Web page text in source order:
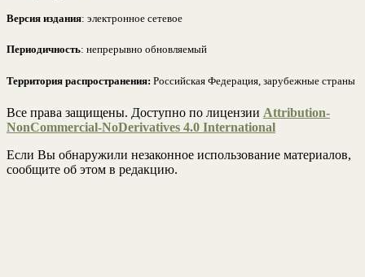
Версия издания: электронное сетевое
Периодичность: непрерывно обновляемый
Территория распространения: Российская Федерация, зарубежные страны
Все права защищены. Доступно по лицензии Attribution-
NonCommercial-NoDerivatives 4.0 International
Если Вы обнаружили незаконное использование материалов,
сообщите об этом в редакцию.